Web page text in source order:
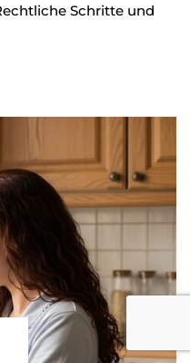
Schritte und